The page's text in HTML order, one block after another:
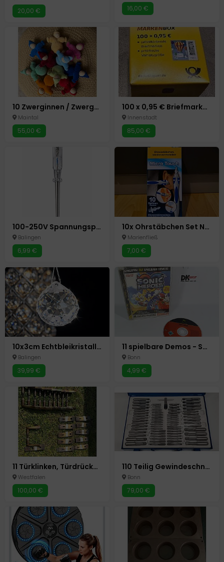
20,00 € 16,00 €
10 Zwerginnen / Zwergenmädchen / Zwerge ohne Bart von GRIMM'S
Maintal
55,00 €
100 x 0,95 € Briefmarken , Briefmarkenbox
Innenstadt
85,00 €
100-250V Spannungsprüfer Voltage Tester Prüfhilfe Stromprüfer Lifetime Tools Top
Balingen
6,99 €
10x Ohrstäbchen Set Neu
Marienfließ
7,00 €
10x3cm Echtbleikristall Kugel 32% PbO Regenbogen Farbe Kronleuchter Lampen NEU
Balingen
39,99 €
11 spielbare Demos - Sonic Heroes & Co - Microsoft Xbox Classic - Videospiel
Bonn
4,99 €
11 Türklinken, Türdrücker, Türbeschläge
Westfalen
100,00 €
110 Teilig Gewindeschneidesatz Gewindebohrer Schneideisensatz Set - Autowerkzeug Werkzeuge Schlosserwerkzeug Werkzeug
Bonn
79,00 €